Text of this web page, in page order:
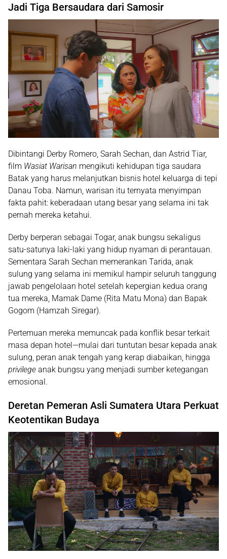
Jadi Tiga Bersaudara dari Samosir
Dibintangi Derby Romero, Sarah Sechan, dan Astrid Tiar,
film Wasiat Warisan mengikuti kehidupan tiga saudara
Batak yang harus melanjutkan bisnis hotel keluarga di tepi
Danau Toba. Namun, warisan itu ternyata menyimpan
fakta pahit: keberadaan utang besaryang selama ini tak
pernah mereka ketahui.
Derby berperan sebagai Togar, anak bungsu sekaligus
satu-satunya laki-laki yang hidup nyaman di perantauan.
Sementara Sarah Sechan memerankan Tarida, anak
sulung yang selama ini memikul hampir seluruh tanggung
jawab pengelolaan hotel setelah kepergian kedua orang
tua mereka, Mamak Dame (Rita Matu Mona) dan Bapak
Gogom (Hamzah Siregar).
Pertemuan mereka memuncak pada konflik besar terkait
masa depan hotel—mulai dari tuntutan besar kepada anak
sulung, peran anak tengah yang kerap diabaikan, hingga
privilege anak bungsu yang menjadi sumber ketegangan
emosional.
Deretan Pemeran Asli Sumatera Utara Perkuat
Keotentikan Budaya